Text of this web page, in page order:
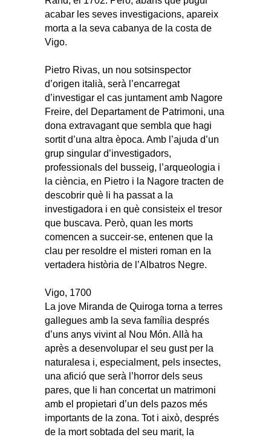
acabar les seves investigacions, apareix
morta a la seva cabanya de la costa de
Vigo.
Pietro Rivas, un nou sotsinspector
d’origen italià, serà l’encarregat
d’investigar el cas juntament amb Nagore
Freire, del Departament de Patrimoni, una
dona extravagant que sembla que hagi
sortit d’una altra època. Amb l’ajuda d’un
grup singular d’investigadors,
professionals del busseig, l’arqueologia i
la ciència, en Pietro i la Nagore tracten de
descobrir què li ha passat a la
investigadora i en què consisteix el tresor
que buscava. Però, quan les morts
comencen a succeir-se, entenen que la
clau per resoldre el misteri roman en la
vertadera història de l’Albatros Negre.
Vigo, 1700
La jove Miranda de Quiroga torna a terres
gallegues amb la seva família després
d’uns anys vivint al Nou Món. Allà ha
après a desenvolupar el seu gust per la
naturalesa i, especialment, pels insectes,
una afició que serà l’horror dels seus
pares, que li han concertat un matrimoni
amb el propietari d’un dels pazos més
importants de la zona. Tot i això, després
de la mort sobtada del seu marit, la